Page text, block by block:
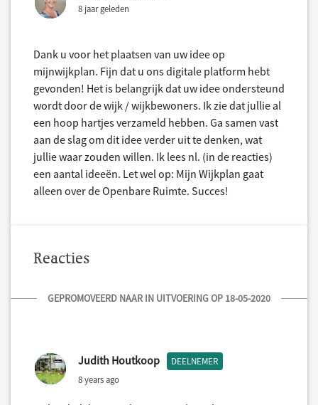
8 jaar geleden
Dank u voor het plaatsen van uw idee op
mijnwijkplan. Fijn dat u ons digitale platform hebt
gevonden! Het is belangrijk dat uw idee ondersteund
wordt door de wijk / wijkbewoners. Ik zie dat jullie al
een hoop hartjes verzameld hebben. Ga samen vast
aan de slag om dit idee verder uit te denken, wat
jullie waar zouden willen. Ik lees nl. (in de reacties)
een aantal ideeën. Let wel op: Mijn Wijkplan gaat
alleen over de Openbare Ruimte. Succes!
Reacties
GEPROMOVEERD NAAR IN UITVOERING OP 18-05-2020
Judith Houtkoop DEELNEMER
8 years ago